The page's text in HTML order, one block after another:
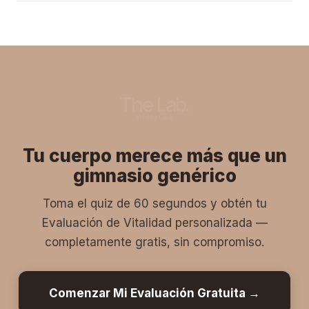
personalizado. Cero presión — si no somos el lugar
Tu cuerpo merece más que un
gimnasio genérico
Toma el quiz de 60 segundos y obtén tu
Evaluación de Vitalidad personalizada —
completamente gratis, sin compromiso.
Comenzar Mi Evaluación Gratuita →